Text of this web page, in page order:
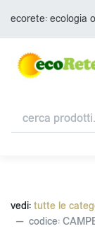
ecorete: ecologia
vedi: tutte le
codice: